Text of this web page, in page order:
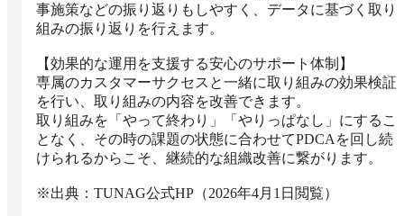
事施策などの振り返りもしやすく、データに基づく取り
組みの振り返りを行えます。
【効果的な運用を支援する安心のサポート体制】
専属のカスタマーサクセスと一緒に取り組みの効果検証
を行い、取り組みの内容を改善できます。
取り組みを「やって終わり」「やりっぱなし」にするこ
となく、その時の課題の状態に合わせてPDCAを回し続
けられるからこそ、継続的な組織改善に繋がります。
※出典：TUNAG公式HP（2026年4月1日閲覧）